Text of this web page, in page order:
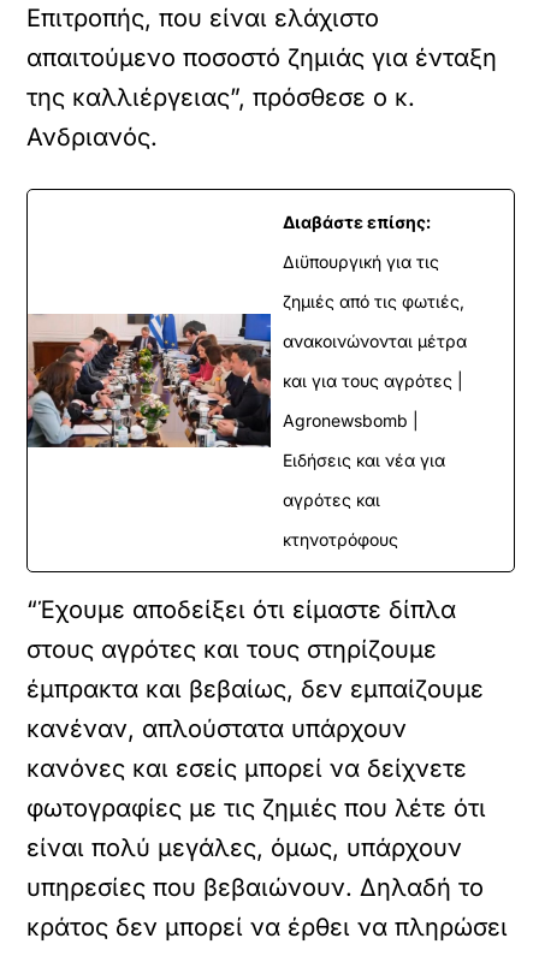
Επιτροπής, που είναι ελάχιστο
απαιτούμενο ποσοστό ζημιάς για ένταξη
της καλλιέργειας”, πρόσθεσε ο κ.
Ανδριανός.
Διαβάστε επίσης:
Διϋπουργική για τις
ζημιές από τις φωτιές,
ανακοινώνονται μέτρα
και για τους αγρότες |
Agronewsbomb |
Ειδήσεις και νέα για
αγρότες και
κτηνοτρόφους
“Έχουμε αποδείξει ότι είμαστε δίπλα
στους αγρότες και τους στηρίζουμε
έμπρακτα και βεβαίως, δεν εμπαίζουμε
κανέναν, απλούστατα υπάρχουν
κανόνες και εσείς μπορεί να δείχνετε
φωτογραφίες με τις ζημιές που λέτε ότι
είναι πολύ μεγάλες, όμως, υπάρχουν
υπηρεσίες που βεβαιώνουν. Δηλαδή το
κράτος δεν μπορεί να έρθει να πληρώσει